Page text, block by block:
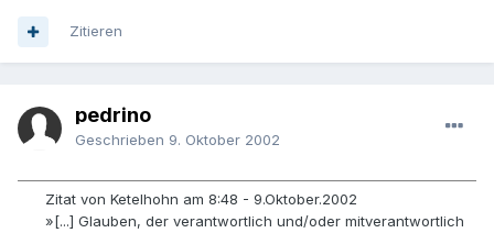
Zitieren
pedrino
Geschrieben 9. Oktober 2002
Zitat von Ketelhohn am 8:48 - 9.Oktober.2002
»[...] Glauben, der verantwortlich und/oder mitverantwortlich